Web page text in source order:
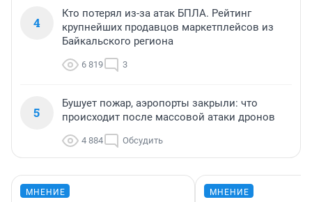
4
Кто потерял из-за атак БПЛА. Рейтинг
крупнейших продавцов маркетплейсов из
Байкальского региона
6 819 3
5
Бушует пожар, аэропорты закрыли: что
происходит после массовой атаки дронов
4 884 Обсудить
МНЕНИЕ МНЕНИЕ